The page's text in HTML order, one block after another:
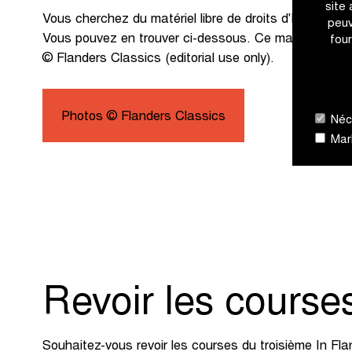
site
Vous cherchez du matériel libre de droits d'In
Vous pouvez en trouver ci-dessous. Ce matériel
© Flanders Classics (editorial use only).
Photos © Flanders Classics
Revoir les
Souhaitez-vous revoir les courses du troisième In